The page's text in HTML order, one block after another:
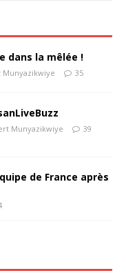
dans la mêlée !
Munyazikwiye 35
Munyazikwiye 39
de France après